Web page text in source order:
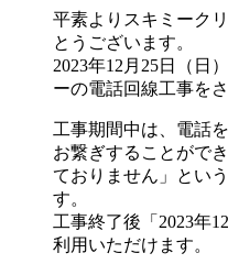
平素よりスキミーク
とうございます。
2023年12月25日（日
ーの電話回線工事を
工事期間中は、電話
お繋ぎすることがで
ておりません」とい
す。
工事終了後「2023年
利用いただけます。